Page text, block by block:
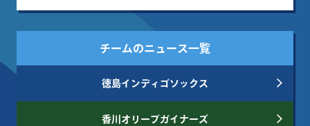
チームのニュース一覧
徳島インディゴソックス
香川オリーブガイナーズ